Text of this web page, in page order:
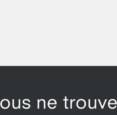
ne